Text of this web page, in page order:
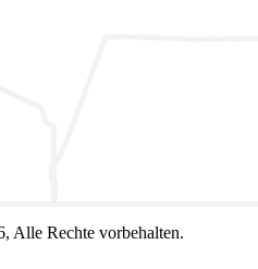
Alle Rechte vorbehalten.